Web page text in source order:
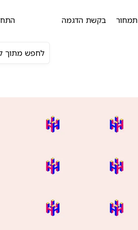
תמחור בקשת הדגמה